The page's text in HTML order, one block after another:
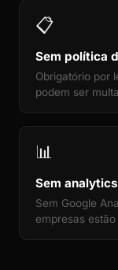
📋
Sem política
Obrigatório por
podem ser
📊
Sem
Sem Google
empresas